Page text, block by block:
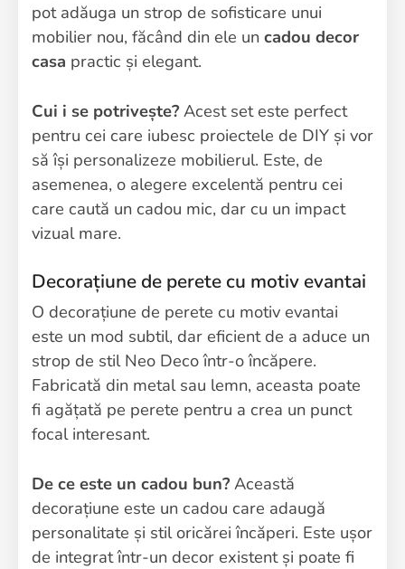
pot adăuga un strop de sofisticare unui
mobilier nou, făcând din ele un cadou decor
casa practic și elegant.
Cui i se potrivește? Acest set este perfect
pentru cei care iubesc proiectele de DIY și vor
să își personalizeze mobilierul. Este, de
asemenea, o alegere excelentă pentru cei
care caută un cadou mic, dar cu un impact
vizual mare.
Decorațiune de perete cu motiv evantai
O decorațiune de perete cu motiv evantai
este un mod subtil, dar eficient de a aduce un
strop de stil Neo Deco într-o încăpere.
Fabricată din metal sau lemn, aceasta poate
fi agățată pe perete pentru a crea un punct
focal interesant.
De ce este un cadou bun? Această
decorațiune este un cadou care adaugă
personalitate și stil oricărei încăperi. Este ușor
de integrat într-un decor existent și poate fi